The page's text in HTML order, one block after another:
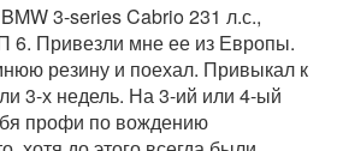
3-series Cabrio 231 л.с.,
6. Привезли мне ее из Европы.
резину и поехал. Привыкал к
3-х недель. На 3-ий или 4-ый
профи по вождению